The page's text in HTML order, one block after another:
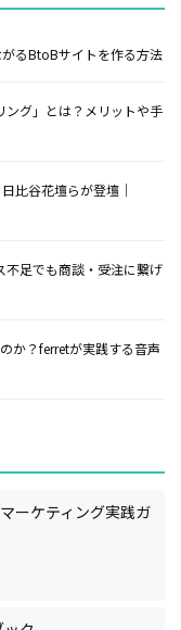
るBtoBサイトを作る方法
グ」とは？メリットや手
比谷花壇らが登壇｜
不足でも商談・受注に繋げ
か？ferretが実践する音声
ーケティング実践ガ